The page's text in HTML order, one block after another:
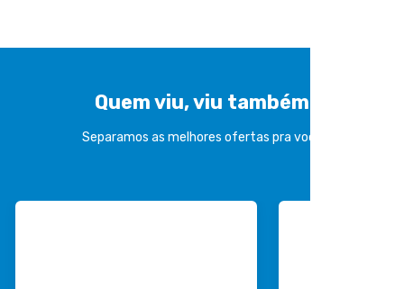
Quem viu, viu também
Separamos as melhores ofertas pra você